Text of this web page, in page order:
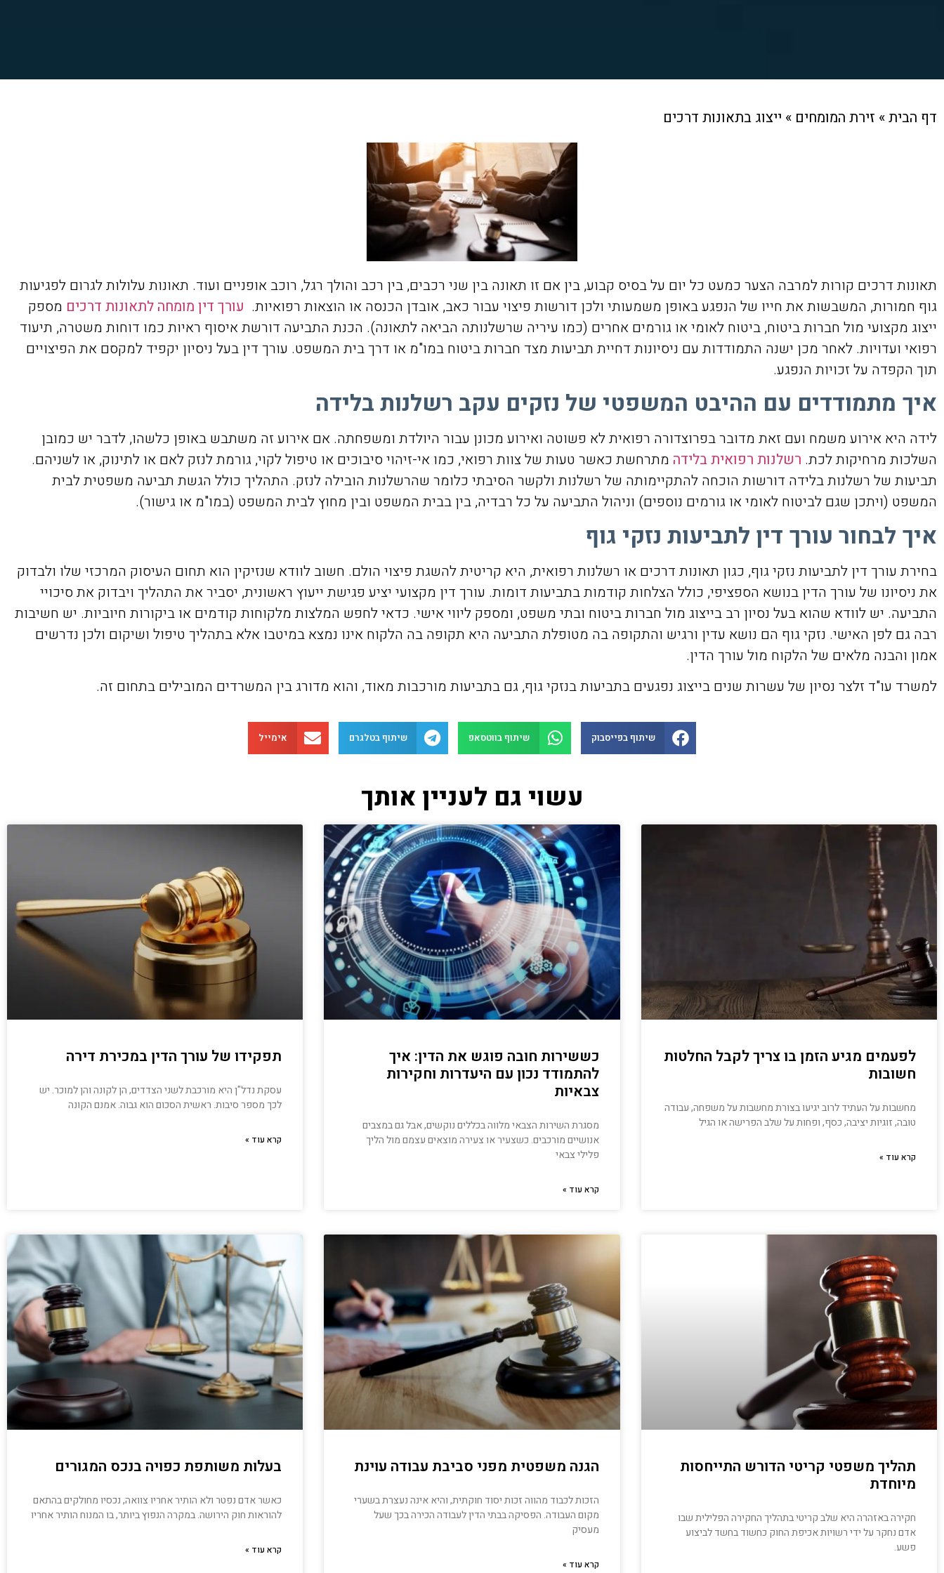
דף הבית» זירת המומחים » ייצוג בתאונות דרכים
תאונות דרכים קורות למרבה הצער כמעט כל יום על בסיס קבוע, בין אם זו תאונה בין שני רכבים, בין רכב והולך רגל, רוכב אופניים ועוד. תאונות עלולות לגרום לפגיעות
גוף חמורות, המשבשות את חייו של הנפגע באופן משמעותי ולכן דורשות פיצוי עבור כאב, אובדן הכנסה או הוצאות רפואיות. עורך דין מומחה לתאונות דרכים מספק
ייצוג מקצועי מול חברות ביטוח, ביטוח לאומי או גורמים אחרים (כמו עיריה שרשלנותה הביאה לתאונה). הכנת התביעה דורשת איסוף ראיות כמו דוחות משטרה, תיעוד
רפואי ועדויות. לאחר מכן ישנה התמודדות עם ניסיונות דחיית תביעות מצד חברות ביטוח במו"מ או דרך בית המשפט. עורך דין בעל ניסיון יקפיד למקסם את הפיצויים
תוך הקפדה על זכויות הנפגע.
איך מתמודדים עם ההיבט המשפטי של נזקים עקב רשלנות בלידה
לידה היא אירוע משמח ועם זאת מדובר בפרוצדורה רפואית לא פשוטה ואירוע מכונן עבור היולדת ומשפחתה. אם אירוע זה משתבש באופן כלשהו, לדבר יש כמובן
השלכות מרחיקות לכת. רשלנות רפואית בלידה מתרחשת כאשר טעות של צוות רפואי, כמו אי-זיהוי סיבוכים או טיפול לקוי, גורמת לנזק לאם או לתינוק, או לשניהם.
תביעות של רשלנות בלידה דורשות הוכחה להתקיימותה של רשלנות ולקשר הסיבתי כלומר שהרשלנות הובילה לנזק. התהליך כולל הגשת תביעה משפטית לבית
המשפט (ויתכן שגם לביטוח לאומי או גורמים נוספים) וניהול התביעה על כל רבדיה, בין בבית המשפט ובין מחוץ לבית המשפט (במו"מ או גישור).
איך לבחור עורך דין לתביעות נזקי גוף
בחירת עורך דין לתביעות נזקי גוף, כגון תאונות דרכים או רשלנות רפואית, היא קריטית להשגת פיצוי הולם. חשוב לוודא שנזיקין הוא תחום העיסוק המרכזי שלו ולבדוק
את ניסיונו של עורך הדין בנושא הספציפי, כולל הצלחות קודמות בתביעות דומות. עורך דין מקצועי יציע פגישת ייעוץ ראשונית, יסביר את התהליך ויבדוק את סיכויי
התביעה. יש לוודא שהוא בעל נסיון רב בייצוג מול חברות ביטוח ובתי משפט, ומספק ליווי אישי. כדאי לחפש המלצות מלקוחות קודמים או ביקורות חיוביות. יש חשיבות
רבה גם לפן האישי. נזקי גוף הם נושא עדין ורגיש והתקופה בה מטופלת התביעה היא תקופה בה הלקוח אינו נמצא במיטבו אלא בתהליך טיפול ושיקום ולכן נדרשים
אמון והבנה מלאים של הלקוח מול עורך הדין.
למשרד עו"ד זלצר נסיון של עשרות שנים בייצוג נפגעים בתביעות בנזקי גוף, גם בתביעות מורכבות מאוד, והוא מדורג בין המשרדים המובילים בתחום זה.
שיתוף בפייסבוק שיתוף בווטסאפ שיתוף בטלגרם אימייל
עשוי גם לעניין אותך
לפעמים מגיע הזמן בו צריך לקבל החלטות
חשובות
מחשבות על העתיד לרוב יגיעו בצורת מחשבות על משפחה, עבודה
טובה, זוגיות יציבה, כסף, ופחות על שלב הפרישה או הגיל
קרא עוד »
כששירות חובה פוגש את הדין: איך
להתמודד נכון עם היעדרות וחקירות
צבאיות
מסגרת השירות הצבאי מלווה בכללים נוקשים, אבל גם במצבים
אנושיים מורכבים. כשצעיר או צעירה מוצאים עצמם מול הליך
פלילי צבאי
קרא עוד »
תפקידו של עורך הדין במכירת דירה
עסקת נדל"ן היא מורכבת לשני הצדדים, הן לקונה והן למוכר. יש
לכך מספר סיבות. ראשית הסכום הוא גבוה. אמנם הקונה
קרא עוד »
תהליך משפטי קריטי הדורש התייחסות
מיוחדת
חקירה באזהרה היא שלב קריטי בתהליך החקירה הפלילית שבו
אדם נחקר על ידי רשויות אכיפת החוק כחשוד בחשד לביצוע
פשע.
הגנה משפטית מפני סביבת עבודה עוינת
הזכות לכבוד מהווה זכות יסוד חוקתית, והיא אינה נעצרת בשערי
מקום העבודה. הפסיקה בבתי הדין לעבודה הכירה בכך שעל
מעסיק
קרא עוד »
בעלות משותפת כפויה בנכס המגורים
כאשר אדם נפטר ולא הותיר אחריו צוואה, נכסיו מחולקים בהתאם
להוראות חוק הירושה. במקרה הנפוץ ביותר, בו המנוח הותיר אחריו
קרא עוד »